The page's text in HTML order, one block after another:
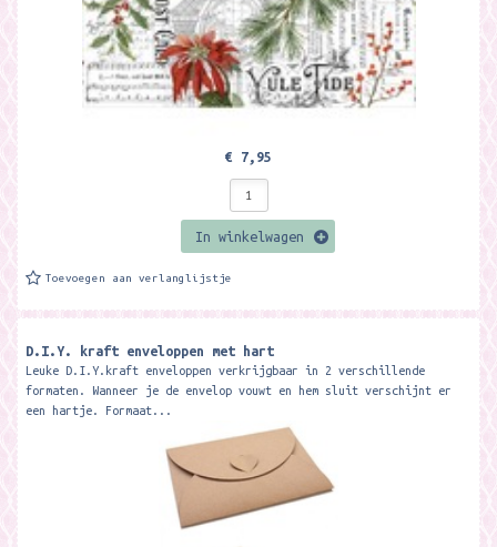
€ 7,95
In winkelwagen
Toevoegen aan verlanglijstje
D.I.Y. kraft enveloppen met hart
Leuke D.I.Y.kraft enveloppen verkrijgbaar in 2 verschillende
formaten. Wanneer je de envelop vouwt en hem sluit verschijnt er
een hartje. Formaat...